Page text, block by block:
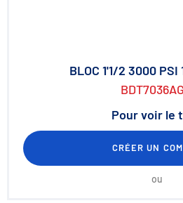
BLOC 1'1/2 3000 PSI
Pour voir le
CRÉER UN
ou